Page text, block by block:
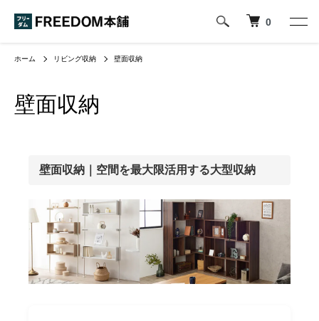
0
ホーム リビング収納 壁面収納
壁面収納
壁面収納｜空間を最大限活用する大型収納